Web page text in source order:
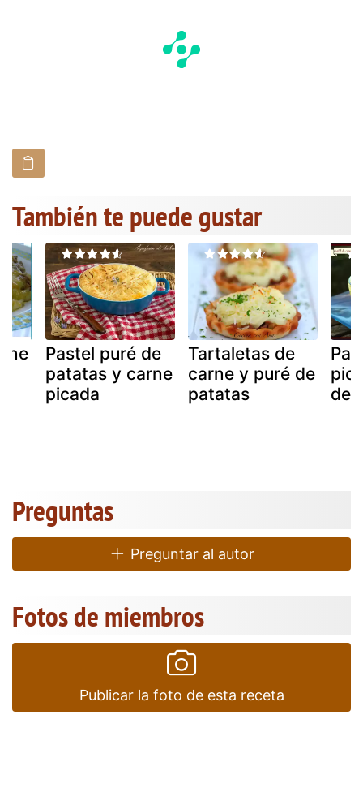
También te puede gustar
Pastel puré de
patatas y carne
picada
Tartaletas de
carne y puré de
patatas
de
Preguntas
Preguntar al autor
Fotos de miembros
Publicar la foto de esta receta